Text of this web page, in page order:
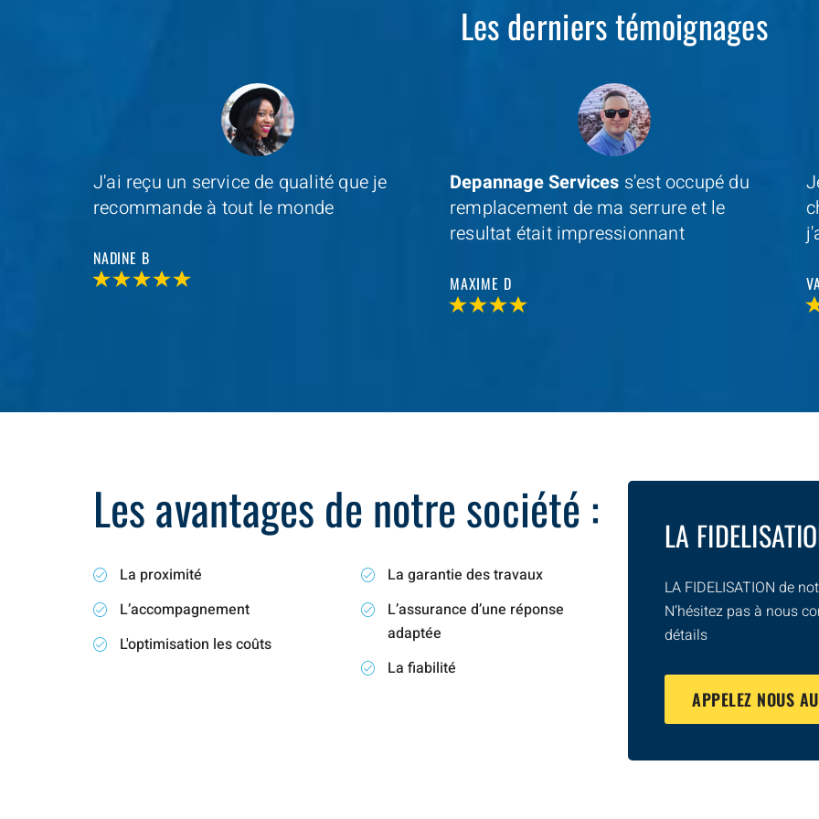
Les derniers témoignages
Depannage Servicess'est occupé du
remplacement de ma serrure et le
MAXIME D
Je cherchais un professionel à coté de
chez moi et avecDepannage Services
j'ai trouvé et je n'ai pas été decu
VALERIE V
Les avantages de notre société :
La proximité
L’accompagnement
L'optimisation les coûts
La garantie des travaux
L’assurance d’une réponse
adaptée
La fiabilité
LA
LA FIDELISATION de
N’hésitez pas à nous
détails
APPELEZ NOUS AU